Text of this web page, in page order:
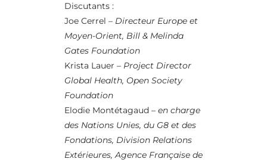
Discutants :
Joe Cerrel – Directeur Europe et
Moyen-Orient, Bill & Melinda
Gates Foundation
Krista Lauer – Project Director
Global Health, Open Society
Foundation
Elodie Montétagaud – en charge
des Nations Unies, du G8 et des
Fondations, Division Relations
Extérieures, Agence Française de